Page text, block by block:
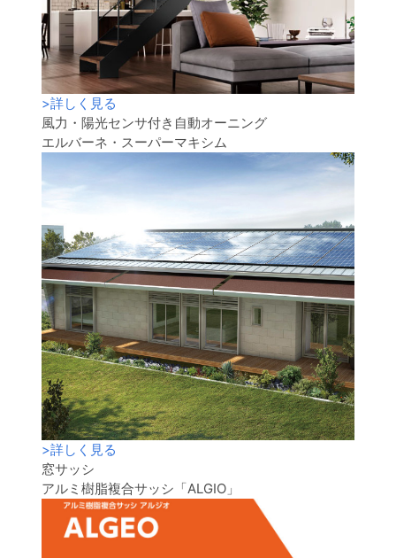
>詳しく見る
風力・陽光センサ付き自動オーニング
エルバーネ・スーパーマキシム
>詳しく見る
窓サッシ
アルミ樹脂複合サッシ「ALGIO」